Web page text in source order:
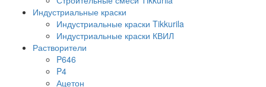
Индустриальные краски
Индустриальные краски Tikkurila
Индустриальные краски КВИЛ
Растворители
P646
P4
Ацетон